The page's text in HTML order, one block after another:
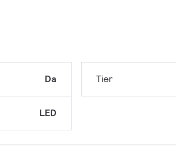
Da
LED
Tier